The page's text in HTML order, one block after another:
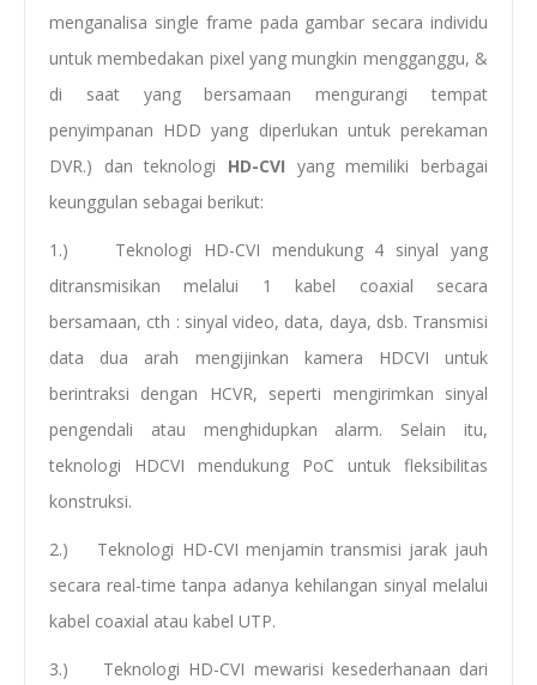
menganalisa single frame pada gambar secara individu
untuk membedakan pixel yang mungkin mengganggu, &
di saat yang bersamaan mengurangi tempat
penyimpanan HDD yang diperlukan untuk perekaman
DVR.) dan teknologi HD-CVI yang memiliki berbagai
keunggulan sebagai berikut:
1.) Teknologi HD-CVI mendukung 4 sinyal yang
ditransmisikan melalui 1 kabel coaxial secara
bersamaan, cth : sinyal video, data, daya, dsb. Transmisi
data dua arah mengijinkan kamera HDCVI untuk
berintraksi dengan HCVR, seperti mengirimkan sinyal
pengendali atau menghidupkan alarm. Selain itu,
teknologi HDCVI mendukung PoC untuk fleksibilitas
konstruksi.
2.) Teknologi HD-CVI menjamin transmisi jarak jauh
secara real-time tanpa adanya kehilangan sinyal melalui
kabel coaxial atau kabel UTP.
3.) Teknologi HD-CVI mewarisi kesederhanaan dari